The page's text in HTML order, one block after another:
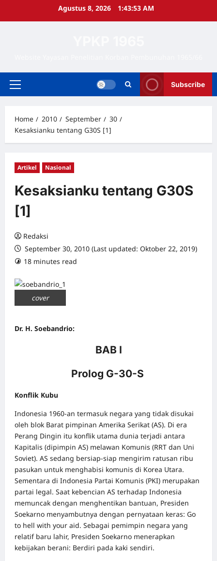
Agustus 8, 2026 1:43:54 AM
Primary
Subscribe
Home 2010 September
30
Kesaksianku tentang G30S [1]
Artikel Nasional
Kesaksianku tentang G30S
[1]
Redaksi
September 30, 2010 (Last updated: Oktober 22, 2019)
18 minutes read
cover
Dr. H. Soebandrio:
BAB I
Prolog G-30-S
Konflik Kubu
Indonesia 1960-an termasuk negara yang tidak disukai
oleh blok Barat pimpinan Amerika Serikat (AS). Di era
Perang Dingin itu konflik utama dunia terjadi antara
Kapitalis (dipimpin AS) melawan Komunis (RRT dan Uni
Soviet). AS sedang bersiap-siap mengirim ratusan ribu
pasukan untuk menghabisi komunis di Korea Utara.
Sementara di Indonesia Partai Komunis (PKI) merupakan
partai legal. Saat kebencian AS terhadap Indonesia
memuncak dengan menghentikan bantuan, Presiden
Soekarno menyambutnya dengan pernyataan keras: Go
to hell with your aid. Sebagai pemimpin negara yang
relatif baru lahir, Presiden Soekarno menerapkan
kebijakan berani: Berdiri pada kaki sendiri.